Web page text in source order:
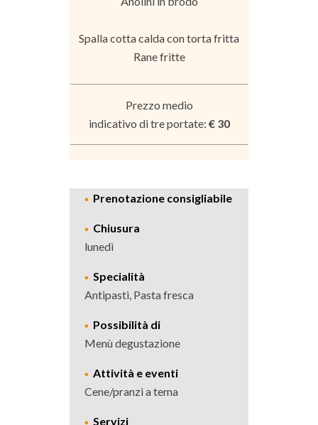
Spalla cotta calda con torta fritta
Rane fritte
Prezzo medio
indicativo di tre portate: € 30
Prenotazione consigliabile
Chiusura
lunedì
Specialità
Antipasti, Pasta fresca
Possibilità di
Menù degustazione
Attività e eventi
Cene/pranzi a tema
Servizi